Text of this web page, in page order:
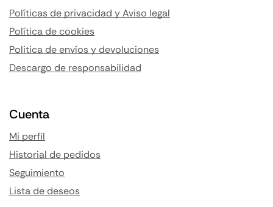
Políticas de privacidad y Aviso legal
Política de cookies
Politica de envíos y devoluciones
Descargo de responsabilidad
Cuenta
Mi perfil
Historial de pedidos
Seguimiento
Lista de deseos